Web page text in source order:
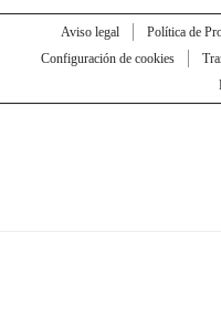
Aviso legal Política de
Configuración de cookies